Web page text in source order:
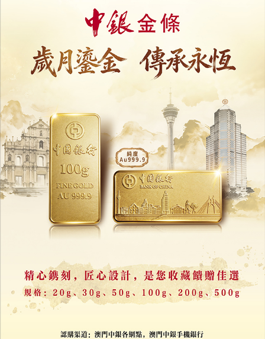
三十年了
從「野蠻生長」到訂單不斷
澳創青年如何在琴實現驚人蛻變？
31/10/2025 71391